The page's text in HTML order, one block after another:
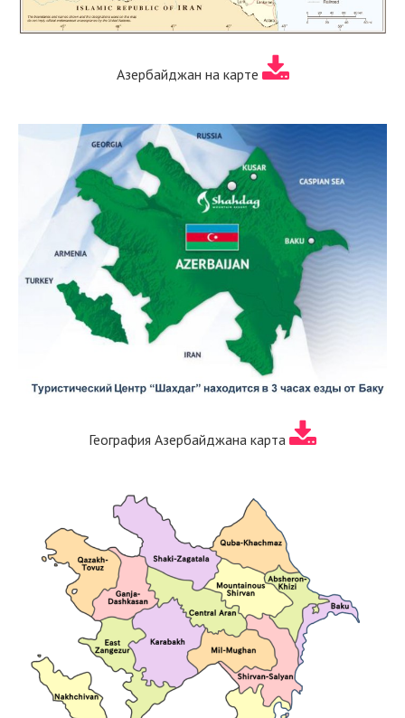
Азербайджан на карте
География Азербайджана карта